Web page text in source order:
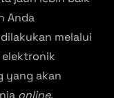
Anda
melalui
yang akan
online.